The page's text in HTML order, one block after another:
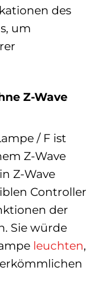
des
um
Z-Wave
/ F ist
Z-Wave
Z-Wave
Controller
der
Sie würde
leuchten,